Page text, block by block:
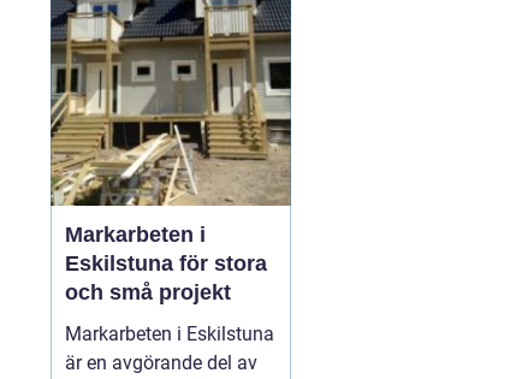
Markarbeten i
Eskilstuna för stora
och små projekt
Markarbeten i Eskilstuna
är en avgörande del av